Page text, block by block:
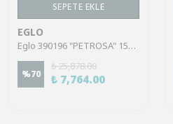
SEPETE EKLE
EGLO
Eglo 390196 "PETROSA" 150 Cm Yüksekliğinde Çelik Siyah Sarkıt Avize
%70
₺ 25,878.00
₺ 7,764.00